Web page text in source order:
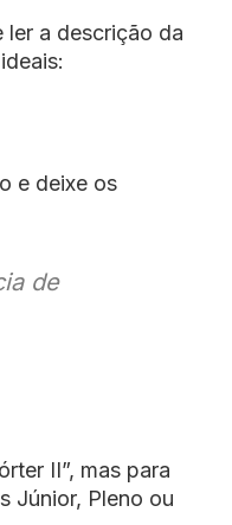
a descrição da
e deixe os
de
II”, mas para
Júnior, Pleno ou